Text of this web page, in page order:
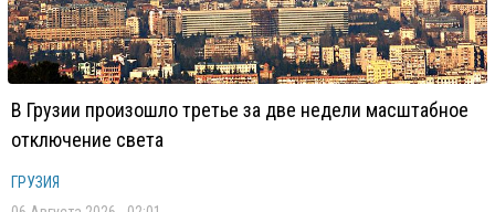
В Грузии произошло третье за две недели масштабное
отключение света
ГРУЗИЯ